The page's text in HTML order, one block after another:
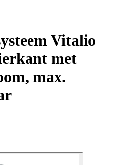
Vitalio
met
max.